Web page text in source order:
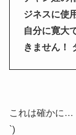
ジネスに使
自分に寛大
きません！
これは確かに
`)